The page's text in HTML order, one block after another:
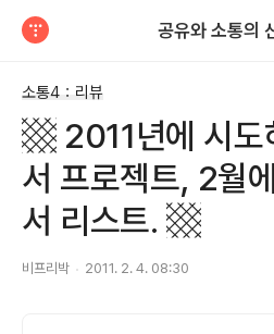
공유와 소통의
소통4：리뷰
▩ 2011년에 시도
서 프로젝트, 2월
서 리스트. ▩
비프리박 2011. 2. 4. 08:30